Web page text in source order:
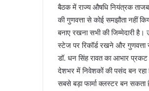
बैठक में राज्य औषधि नियंत्रक
की गुणवत्ता से कोई समझौता नहीं
बनाए रखना सभी की जिम्मेदारी
स्टेज पर रिकॉर्ड रखने और गुणवत्ता
डॉ. धन सिंह रावत का आभार प्रकट
देशभर में निवेशकों की पसंद बन रहा
सबसे बड़ा फार्मा क्लस्टर बन सकता